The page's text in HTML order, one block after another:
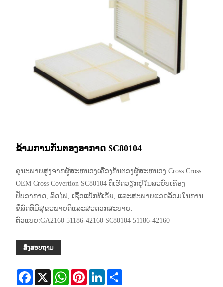
ຂ້າມການກັ່ນຕອງອາກາດ SC80104
ຄຸນະພາບສູງຈາກຜູ້ສະຫນອງເຄື່ອງກັ່ນຕອງຜູ້ສະຫນອງ Cross Cross
OEM Cross Covertion SC80104 ທີ່ເຮັດວຽກຢູ່ໃນລະບົບເຄື່ອງ
ປັບອາກາດ, ລົດໄຟ, ເຊື້ອແບັກທີເຣັຍ, ແລະສະພາບແວດລ້ອມໃນການ
ຂີ່ລົດທີ່ມີສຸຂະພາບດີແລະສະດວກສະບາຍ.
ຕົວແບບ:GA2160 51186-42160 SC80104 51186-42160
ສົ່ງສອບຖາມ
Facebook
X WhatsAppPinterestLinkedIn